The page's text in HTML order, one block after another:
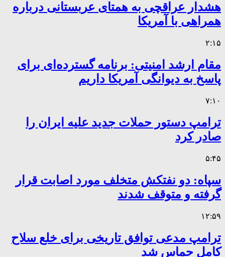
هشدار عراقچی به همتای عربستانی درباره
همراهی با آمریکا
۲:۱۵
مقام ارشد امنیتی: برنامه گسترده‌ای برای
پاسخ به دیوانگی آمریکا داریم
۷:۱۰
ترامپ دستور حملات جدید علیه ایران را
صادر کرد
۵:۴۵
سپاه: دو نفتکش متخلف مورد اصابت قرار
گرفته و متوقف شدند
۱۲:۵۹
ترامپ مدعی توافق تاریخی برای خلع سلاح
کامل حماس شد